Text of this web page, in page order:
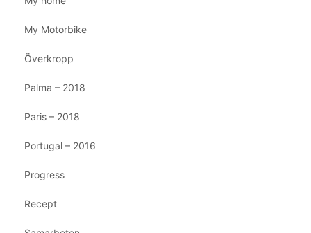
My Motorbike
Överkropp
Palma – 2018
Paris – 2018
Portugal – 2016
Progress
Recept